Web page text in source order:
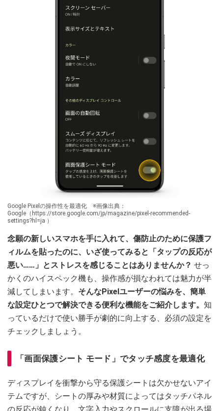
Google Pixelの操作性を最適化 ※画像出典：
Google（https://store.google.com/jp/magazine/pixel-recommended-
settings?hl=ja ）
念願の新しいスマホを手に入れて、傷防止のために保護フ
ィルムを貼ったのに、いざ使ってみると「タップの反応が
悪い……」とストレスを感じることはありませんか？ せっ
かくのハイスペック機も、操作感が損なわれては魅力が半
減してしまいます。 そんなPixelユーザーの悩みを、簡単
な設定ひとつで解決できる便利な機能をご紹介します。 知
っているだけで使い勝手が劇的に向上する、必須の設定を
チェックしましょう。
「画面保護シート モード」でタッチ感度を最適化
ディスプレイを衝撃から守る保護シートは欠かせないアイ
テムですが、シートの厚みや材質によってはタッチパネル